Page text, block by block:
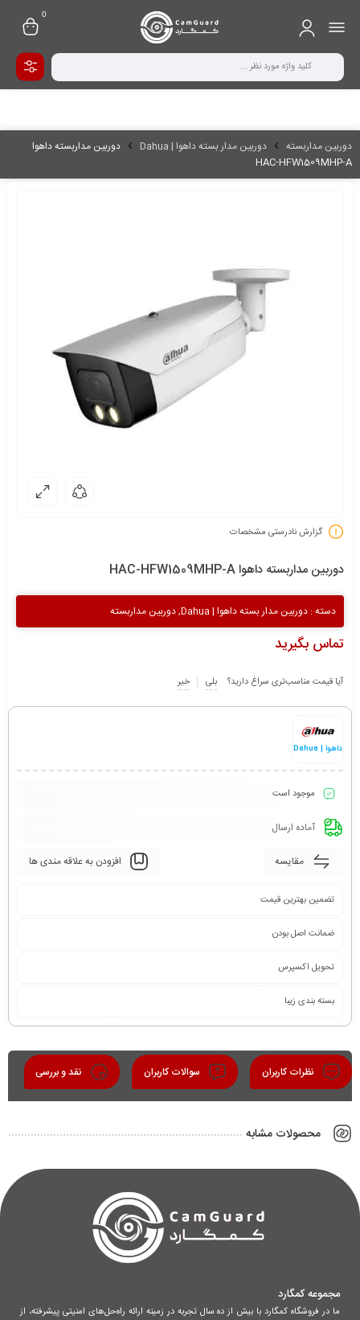
0
دوربین مداربسته دوربین مدار بسته داهوا | Dahua
دوربین مداربسته داهوا
HAC-HFW1509MHP-A
گزارش نادرستی مشخصات
دوربین مداربسته داهوا HAC-HFW1509MHP-A
دسته : دوربین مدار بسته داهوا | Dahua ,دوربین مداربسته
تماس بگیرید
آیا قیمت مناسب‌تری سراغ دارید؟ بلی خیر
داهوا | Dahua
موجود است
آماده ارسال
مقایسه افزودن به علاقه مندی ها
تضمین بهترین قیمت
ضمانت اصل بودن
تحویل اکسپرس
بسته بندی زیبا
نظرات کاربران سوالات کاربران نقد و بررسی
محصولات مشابه
مجموعه کمگارد
ما در فروشگاه کمگارد با بیش از ده سال تجربه در زمینه ارائه راه‌حل‌های امنیتی پیشرفته، از